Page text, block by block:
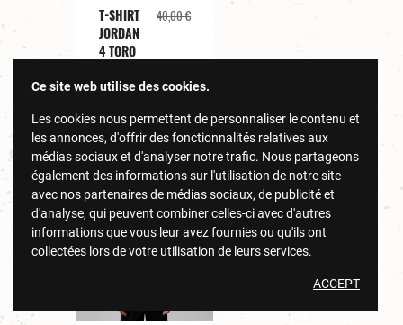
T-SHIRT
JORDAN
4 TORO
RED
40,00 €
DÉCOUVRIR
-40%
Rupture de stock
Ce site web utilise des cookies.
Les cookies nous permettent de personnaliser le contenu et
les annonces, d'offrir des fonctionnalités relatives aux
médias sociaux et d'analyser notre trafic. Nous partageons
également des informations sur l'utilisation de notre site
avec nos partenaires de médias sociaux, de publicité et
d'analyse, qui peuvent combiner celles-ci avec d'autres
informations que vous leur avez fournies ou qu'ils ont
collectées lors de votre utilisation de leurs services.
ACCEPT